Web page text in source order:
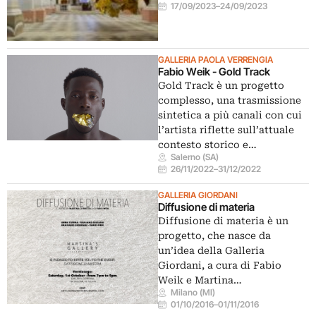
17/09/2023–24/09/2023
GALLERIA PAOLA VERRENGIA
Fabio Weik - Gold Track
Gold Track è un progetto
complesso, una trasmissione
sintetica a più canali con cui
l’artista riflette sull’attuale
contesto storico e…
Salerno (SA)
26/11/2022–31/12/2022
GALLERIA GIORDANI
Diffusione di materia
Diffusione di materia è un
progetto, che nasce da
un’idea della Galleria
Giordani, a cura di Fabio
Weik e Martina…
Milano (MI)
01/10/2016–01/11/2016